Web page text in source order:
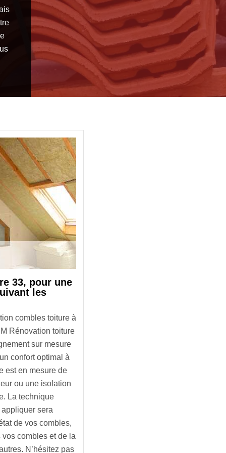
33, pour une
les
combles toiture à
Rénovation toiture
sur mesure
confort optimal à
est en mesure de
ou une isolation
La technique
sera
de vos combles,
combles et de la
N’hésitez pas